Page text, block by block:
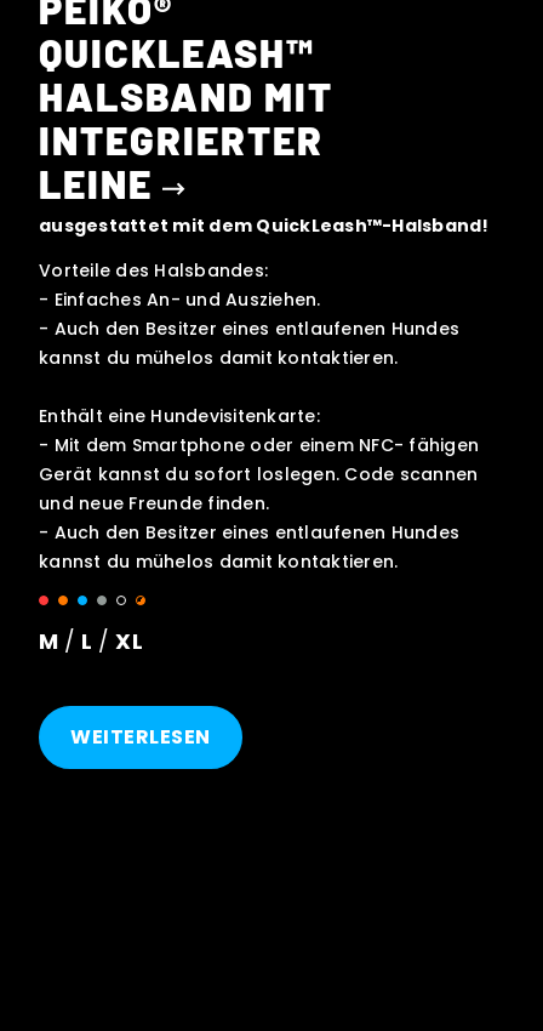
QUICKLEASH™
HALSBAND MIT
INTEGRIERTER
LEINE
ausgestattet mit dem QuickLeash™-Halsband!
Vorteile des Halsbandes:
- Einfaches An- und Ausziehen.
- Auch den Besitzer eines entlaufenen Hundes
kannst du mühelos damit kontaktieren.
Enthält eine Hundevisitenkarte:
- Mit dem Smartphone oder einem NFC- fähigen
Gerät kannst du sofort loslegen. Code scannen
und neue Freunde finden.
- Auch den Besitzer eines entlaufenen Hundes
kannst du mühelos damit kontaktieren.
M / L / XL
WEITERLESEN